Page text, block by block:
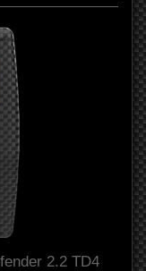
2.2 TD4